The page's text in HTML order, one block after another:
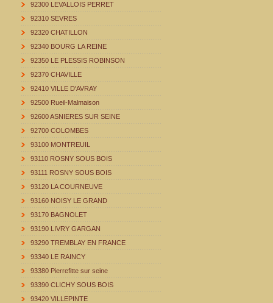
92300 LEVALLOIS PERRET
92310 SEVRES
92320 CHATILLON
92340 BOURG LA REINE
92350 LE PLESSIS ROBINSON
92370 CHAVILLE
92410 VILLE D'AVRAY
92500 Rueil-Malmaison
92600 ASNIERES SUR SEINE
92700 COLOMBES
93100 MONTREUIL
93110 ROSNY SOUS BOIS
93111 ROSNY SOUS BOIS
93120 LA COURNEUVE
93160 NOISY LE GRAND
93170 BAGNOLET
93190 LIVRY GARGAN
93290 TREMBLAY EN FRANCE
93340 LE RAINCY
93380 Pierrefitte sur seine
93390 CLICHY SOUS BOIS
93420 VILLEPINTE